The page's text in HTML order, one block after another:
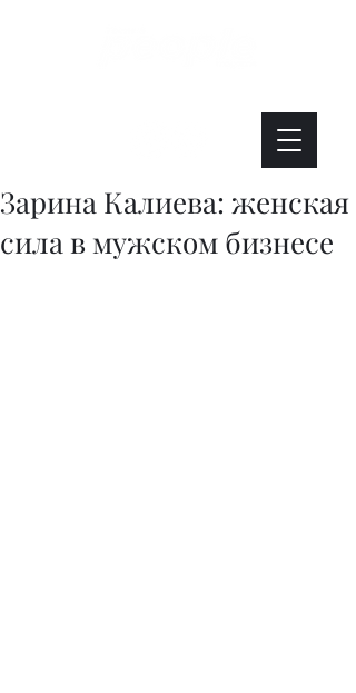
Зарина Калиева: женская
сила в мужском бизнесе